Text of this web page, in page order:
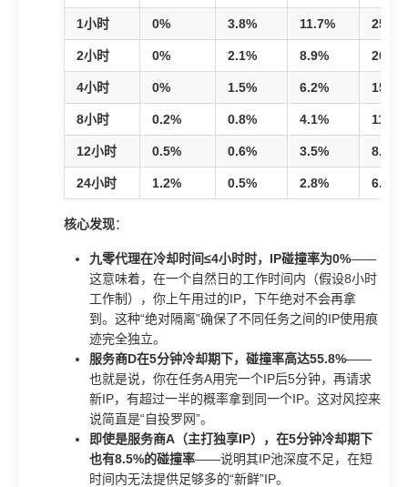
1小时 0% 3.8% 11.7% 25.8%
2小时 0% 2.1% 8.9% 20.4%
4小时 0% 1.5% 6.2% 15.7%
8小时 0.2% 0.8% 4.1% 11.2%
12小时 0.5% 0.6% 3.5% 8.9%
24小时 1.2% 0.5% 2.8% 6.5%
核心发现：
九零代理在冷却时间≤4小时时，IP碰撞率为0%——
这意味着，在一个自然日的工作时间内（假设8小时
工作制），你上午用过的IP，下午绝对不会再拿
到。这种“绝对隔离”确保了不同任务之间的IP使用痕
迹完全独立。
服务商D在5分钟冷却期下，碰撞率高达55.8%——
也就是说，你在任务A用完一个IP后5分钟，再请求
新IP，有超过一半的概率拿到同一个IP。这对风控来
说简直是“自投罗网”。
即使是服务商A（主打独享IP），在5分钟冷却期下
也有8.5%的碰撞率——说明其IP池深度不足，在短
时间内无法提供足够多的“新鲜”IP。